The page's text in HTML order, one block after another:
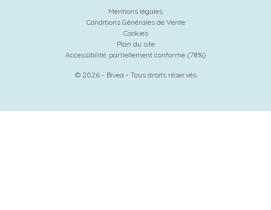
Mentions légales
Conditions Générales de Vente
Cookies
Plan du site
Accessibilité: partiellement conforme (78%)
© 2026 - Bivea - Tous droits réservés